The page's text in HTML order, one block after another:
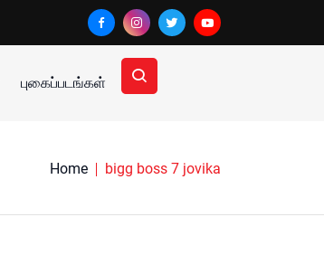
புகைப்படங்கள்
Home bigg boss 7 jovika